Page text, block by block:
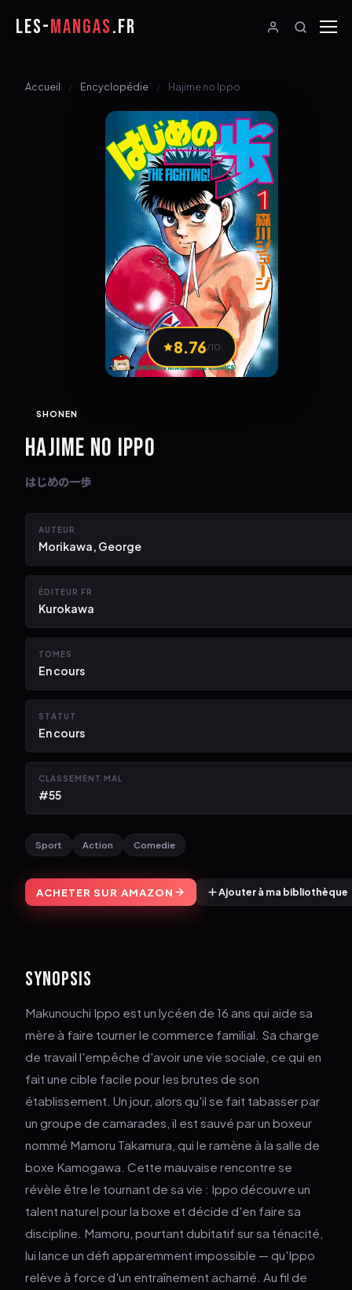
LES-MANGAS.FR
Accueil Encyclopédie Hajime no Ippo
8.76/10
SHONEN
HAJIME NO IPPO
はじめの一歩
AUTEUR
Morikawa, George
ÉDITEUR FR
Kurokawa
TOMES
En cours
STATUT
En cours
CLASSEMENT MAL
#55
Sport Action Comedie
ACHETER SUR AMAZON Ajouter à ma bibliothèque
SYNOPSIS
Makunouchi Ippo est un lycéen de 16 ans qui aide sa
mère à faire tourner le commerce familial. Sa charge
de travail l'empêche d'avoir une vie sociale, ce qui en
fait une cible facile pour les brutes de son
établissement. Un jour, alors qu'il se fait tabasser par
un groupe de camarades, il est sauvé par un boxeur
nommé Mamoru Takamura, qui le ramène à la salle de
boxe Kamogawa. Cette mauvaise rencontre se
révèle être le tournant de sa vie : Ippo découvre un
talent naturel pour la boxe et décide d'en faire sa
discipline. Mamoru, pourtant dubitatif sur sa ténacité,
lui lance un défi apparemment impossible — qu'Ippo
relève à force d'un entraînement acharné. Au fil de